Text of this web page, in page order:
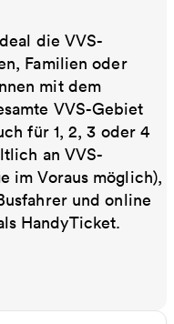
die VVS-
Familien oder
mit dem
VVS-Gebiet
für 1, 2, 3 oder 4
an VVS-
im Voraus möglich),
und online
HandyTicket.